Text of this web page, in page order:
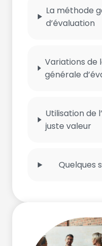
La méthode
d’évaluation
Variations de
générale
Utilisation de
juste valeur
Quelques